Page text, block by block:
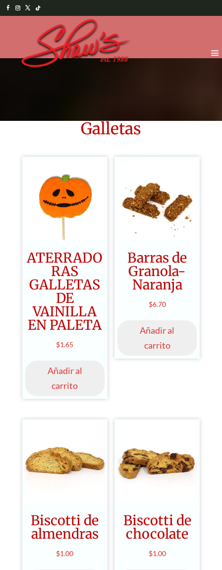
Galletas
ATERRADO
RAS
GALLETAS
DE
VAINILLA
EN PALETA
$1.65
Añadir al
carrito
Barras de
Granola-
Naranja
$6.70
Añadir al
carrito
Biscotti de
almendras
$1.00
Biscotti de
chocolate
$1.00